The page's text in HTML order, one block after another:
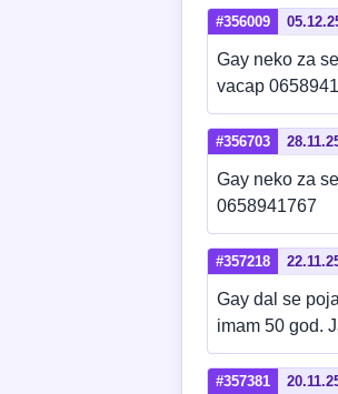
#356009
Gay neko za
vacap
#356703
Gay neko za
0658941767
#357218
Gay dal se
imam 50 god.
#357381